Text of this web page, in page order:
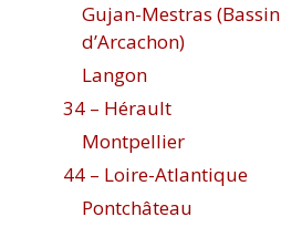
Gujan-Mestras (Bassin
d’Arcachon)
Langon
34 – Hérault
Montpellier
44 – Loire-Atlantique
Pontchâteau